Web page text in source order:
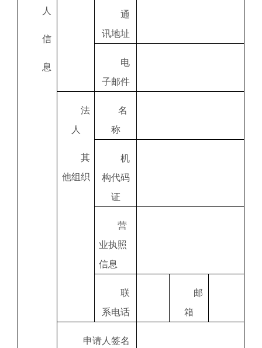
人
信
息
通
讯地址
电
子邮件
法
人
其
他组织
名
称
机
构代码
证
营
业执照
信息
联
系电话
邮
箱
申请人签名